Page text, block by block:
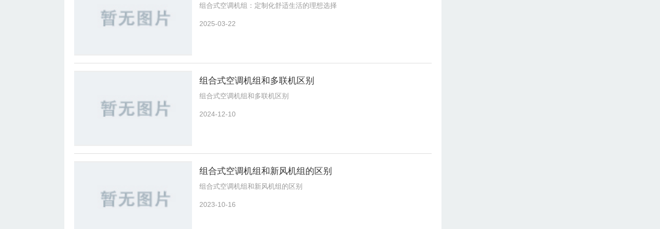
组合式空调机组：定制化舒适生活的理想选择
2025-03-22
组合式空调机组和多联机区别
组合式空调机组和多联机区别
2024-12-10
组合式空调机组和新风机组的区别
组合式空调机组和新风机组的区别
2023-10-16